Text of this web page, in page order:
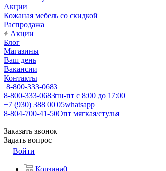
Акции
Кожаная мебель со скидкой
Распродажа
Акции
Блог
Магазины
Ваш день
Вакансии
Контакты
8-800-333-0683
8-800-333-0683пн-пт с 8:00 до 17:00
+7 (930) 388 00 05whatsapp
8-804-700-41-50Опт мягкая/стулья
Заказать звонок
Задать вопрос
Войти
Корзина0